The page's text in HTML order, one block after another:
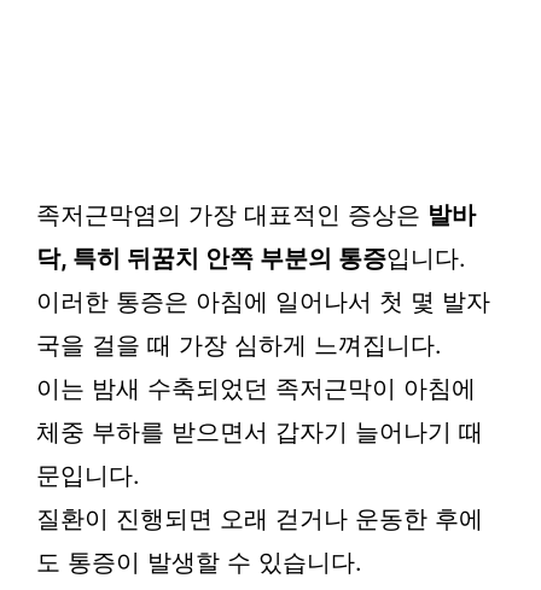
족저근막염의 가장 대표적인 증상은 발바
닥, 특히 뒤꿈치 안쪽 부분의 통증입니다.
이러한 통증은 아침에 일어나서 첫 몇 발자
국을 걸을 때 가장 심하게 느껴집니다.
이는 밤새 수축되었던 족저근막이 아침에
체중 부하를 받으면서 갑자기 늘어나기 때
문입니다.
질환이 진행되면 오래 걷거나 운동한 후에
도 통증이 발생할 수 있습니다.